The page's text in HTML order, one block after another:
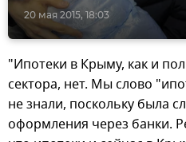
20 мая 2015, 18:03
"Ипотеки в Крыму, как и
сектора, нет. Мы слово
не знали, поскольку была
оформления через банки.